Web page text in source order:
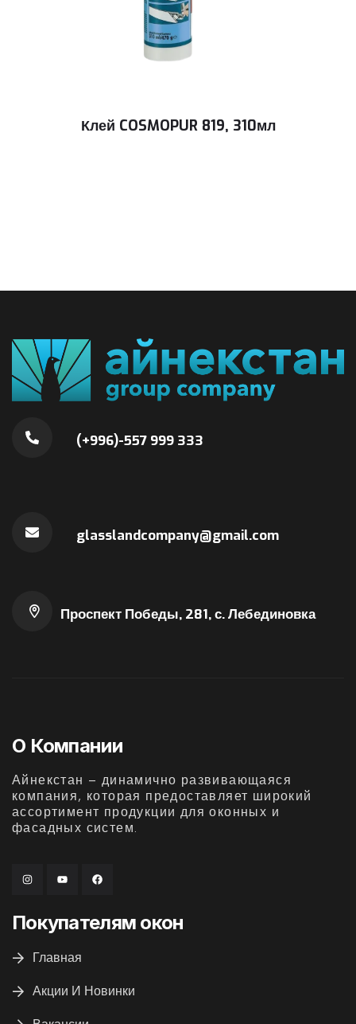
Клей COSMOPUR 819, 310мл
(+996)-557 999 333
glasslandcompany@gmail.com
Проспект Победы, 281, с. Лебединовка
О Компании
Айнекстан – динамично развивающаяся
компания, которая предоставляет широкий
ассортимент продукции для оконных и
фасадных систем.
Покупателям окон
Главная
Акции И Новинки